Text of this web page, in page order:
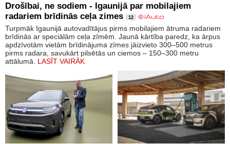
Drošībai, ne sodiem - Igaunijā par mobilajiem
radariem brīdinās ceļa zimes
12
Turpmāk Igaunijā autovadītājus pirms mobilajiem ātruma radariem
brīdinās ar speciālām ceļa zīmēm. Jaunā kārtība paredz, ka ārpus
apdzīvotām vietām brīdinājuma zīmes jāizvieto 300–500 metrus
pirms radara, savukārt pilsētās un ciemos – 150–300 metru
attālumā. LASĪT VAIRĀK